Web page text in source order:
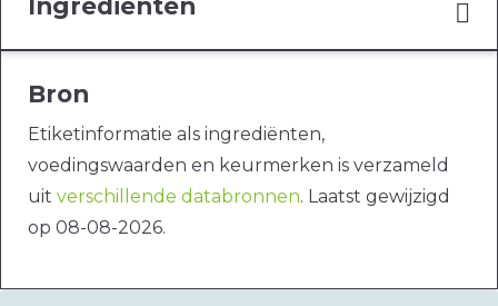
Bron
Etiketinformatie als ingrediënten,
voedingswaarden en keurmerken is verzameld
uit verschillende databronnen. Laatst gewijzigd
op 08-08-2026.